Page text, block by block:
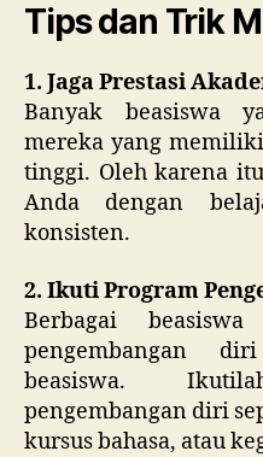
Tips dan Trik
1. Jaga Prestasi
Banyak beasiswa
mereka yang
tinggi. Oleh karena
Anda dengan
konsisten.
2. Ikuti Program
Berbagai
pengembangan
beasiswa.
pengembangan diri
kursus bahasa, atau